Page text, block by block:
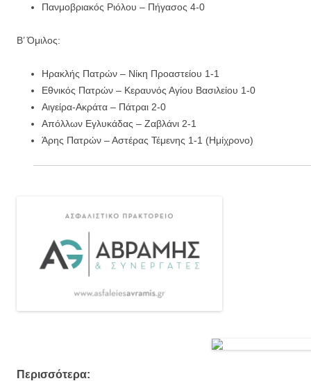
Πανμοβριακός Ριόλου – Πήγασος 4-0
Β’ Όμιλος:
Ηρακλής Πατρών – Νίκη Προαστείου 1-1
Εθνικός Πατρών – Κεραυνός Αγίου Βασιλείου 1-0
Αιγείρα-Ακράτα – Πάτραι 2-0
Απόλλων Εγλυκάδας – Ζαβλάνι 2-1
Άρης Πατρών – Αστέρας Τέμενης 1-1 (Ημίχρονο)
Περισσότερα: